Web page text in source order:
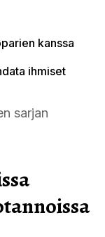
kanssa
ihmiset
sarjan